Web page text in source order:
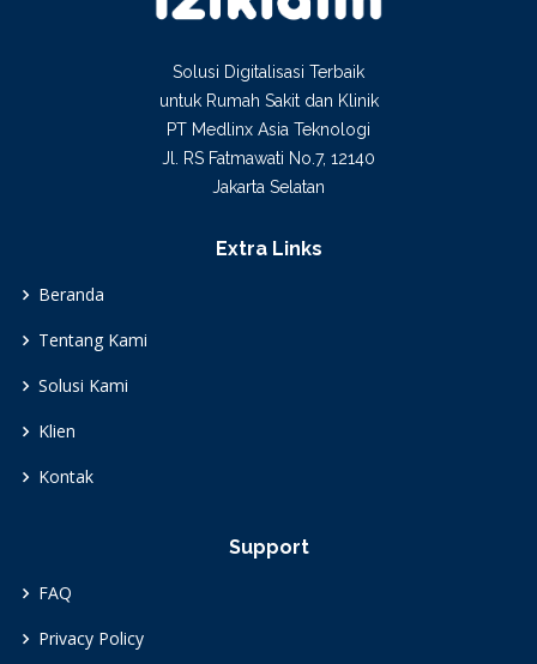
Solusi Digitalisasi Terbaik
untuk Rumah Sakit dan Klinik
PT Medlinx Asia Teknologi
Jl. RS Fatmawati No.7, 12140
Jakarta Selatan
Extra Links
Beranda
Tentang Kami
Solusi Kami
Klien
Kontak
Support
FAQ
Privacy Policy